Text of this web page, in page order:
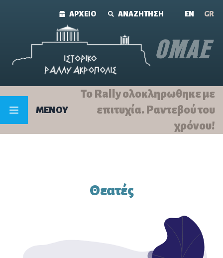
ΑΡΧΕΙΟ ΑΝΑΖΗΤΗΣΗ ΕΝ GR
MENOY
Το Rally ολοκληρωθηκε με
επιτυχία. Ραντεβού του
χρόνου!
Θεατές